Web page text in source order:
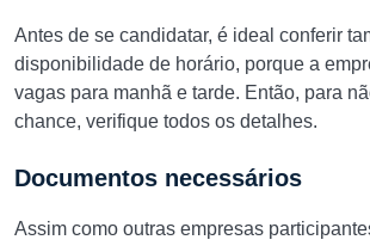
Antes de se candidatar, é ideal conferir
disponibilidade de horário, porque a
vagas para manhã e tarde. Então, para
chance, verifique todos os detalhes.
Documentos necessários
Assim como outras empresas